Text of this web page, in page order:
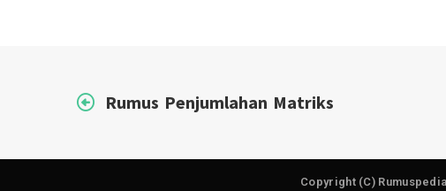
Rumus Penjumlahan Matriks
Copyright (C)